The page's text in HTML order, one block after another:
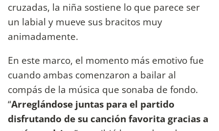
cruzadas, la niña sostiene lo que parece ser
un labial y mueve sus bracitos muy
animadamente.
En este marco, el momento más emotivo fue
cuando ambas comenzaron a bailar al
compás de la música que sonaba de fondo.
“Arreglándose juntas para el partido
disfrutando de su canción favorita gracias a